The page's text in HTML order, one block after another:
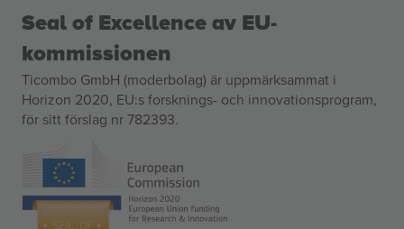
Seal of Excellence av EU-
kommissionen
Ticombo GmbH (moderbolag) är uppmärksammat i
Horizon 2020, EU:s forsknings- och innovationsprogram,
för sitt förslag nr 782393.